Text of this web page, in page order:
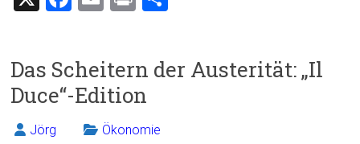
b
o
ok
l
n
Das Scheitern der Austerität: „Il
Duce“-Edition
Jörg Ökonomie